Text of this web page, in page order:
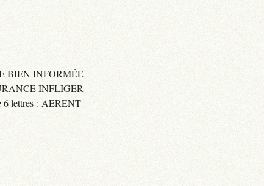
BIEN INFORMÉE
INFLIGER
lettres : AERENT